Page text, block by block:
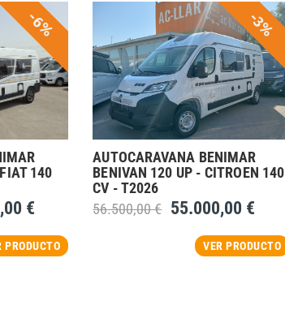
-6%
140
€
PRODUCTO
-3%
AUTOCARAVANA BENIMAR
BENIVAN 120 UP - CITROEN 140
CV - T2026
56.500,00 € 55.000,00 €
VER PRODUCTO